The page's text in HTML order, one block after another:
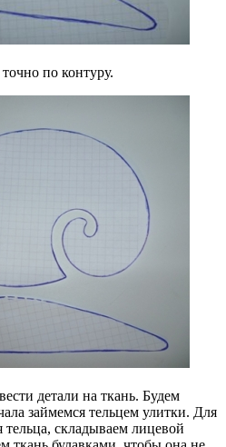
по контуру.
детали на ткань. Будем
займемся тельцем улитки. Для
складываем лицевой